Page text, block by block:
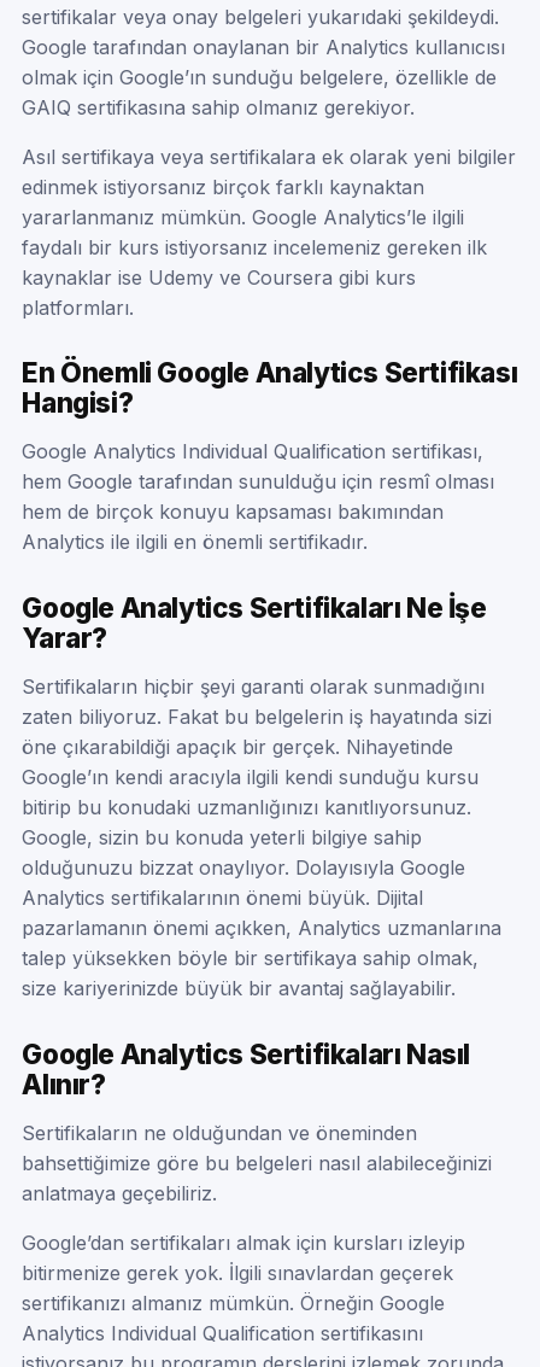
sertifikalar veya onay belgeleri yukarıdaki şekildeydi.
Google tarafından onaylanan bir Analytics kullanıcısı
olmak için Google’ın sunduğu belgelere, özellikle de
GAIQ sertifikasına sahip olmanız gerekiyor.
Asıl sertifikaya veya sertifikalara ek olarak yeni bilgiler
edinmek istiyorsanız birçok farklı kaynaktan
yararlanmanız mümkün. Google Analytics’le ilgili
faydalı bir kurs istiyorsanız incelemeniz gereken ilk
kaynaklar ise Udemy ve Coursera gibi kurs
platformları.
En Önemli Google Analytics Sertifikası
Hangisi?
Google Analytics Individual Qualification sertifikası,
hem Google tarafından sunulduğu için resmî olması
hem de birçok konuyu kapsaması bakımından
Analytics ile ilgili en önemli sertifikadır.
Google Analytics Sertifikaları Ne İşe
Yarar?
Sertifikaların hiçbir şeyi garanti olarak sunmadığını
zaten biliyoruz. Fakat bu belgelerin iş hayatında sizi
öne çıkarabildiği apaçık bir gerçek. Nihayetinde
Google’ın kendi aracıyla ilgili kendi sunduğu kursu
bitirip bu konudaki uzmanlığınızı kanıtlıyorsunuz.
Google, sizin bu konuda yeterli bilgiye sahip
olduğunuzu bizzat onaylıyor. Dolayısıyla Google
Analytics sertifikalarının önemi büyük. Dijital
pazarlamanın önemi açıkken, Analytics uzmanlarına
talep yüksekken böyle bir sertifikaya sahip olmak,
size kariyerinizde büyük bir avantaj sağlayabilir.
Google Analytics Sertifikaları Nasıl
Alınır?
Sertifikaların ne olduğundan ve öneminden
bahsettiğimize göre bu belgeleri nasıl alabileceğinizi
anlatmaya geçebiliriz.
Google’dan sertifikaları almak için kursları izleyip
bitirmenize gerek yok. İlgili sınavlardan geçerek
sertifikanızı almanız mümkün. Örneğin Google
Analytics Individual Qualification sertifikasını